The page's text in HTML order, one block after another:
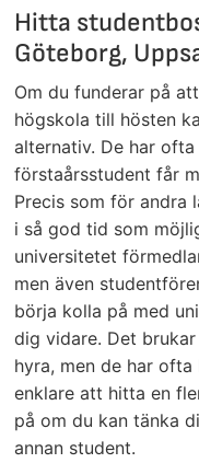
Hitta
Göteborg,
Om du funderar på
högskola till hösten
alternativ. De har
förstaårsstudent får
Precis som för andra
i så god tid som
universitetet
men även
börja kolla på med
dig vidare. Det
hyra, men de har
enklare att hitta en
på om du kan tänka
annan student.